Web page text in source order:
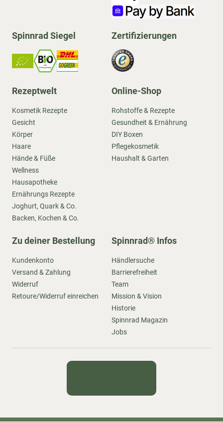
Spinnrad Siegel Zertifizierungen
Rezeptwelt
Kosmetik Rezepte
Gesicht
Körper
Haare
Hände & Füße
Wellness
Hausapotheke
Ernährungs Rezepte
Joghurt, Quark & Co.
Backen, Kochen & Co.
Online-Shop
Rohstoffe & Rezepte
Gesundheit & Ernährung
DIY Boxen
Pflegekosmetik
Haushalt & Garten
Zu deiner Bestellung
Kundenkonto
Versand & Zahlung
Widerruf
Retoure/Widerruf einreichen
Spinnrad® Infos
Händlersuche
Barrierefreiheit
Team
Mission & Vision
Historie
Spinnrad Magazin
Jobs